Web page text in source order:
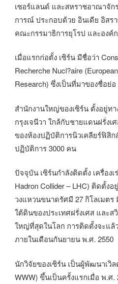
เซอร์แลนด์ และสหราชอาณาจัก
การณ์ ประกอบด้วย อินเดีย อิสร
คณะกรรมาธิการยุโรป และองค์
เมื่อแรกก่อตั้ง เซิร์น มีชื่อว่า
Recherche Nucl?aire
Research) ซึ่งเป็นที่มาของชื่อย่อ
สำนักงานใหญ่ของเซิร์น ตั้งอยู่ท
กรุงเจนีวา ใกล้กับชายแดนฝรั่ง
ของห้องปฏิบัติการนิวเคลียร์ฟิสิ
ปฏิบัติการ 3000 คน
ปัจจุบัน เซิร์นกำลังติดตั้ง เครื่อง
Hadron Collider – LHC) ติดตั้ง
วงแหวนขนาดรัศมี 27 กิโลเมต
ใต้ดินของประเทศฝรั่งเศส และ
ใหญ่ที่สุดในโลก การติดตั้งจะแล้
ภายในเดือนกันยายน พ.ศ. 2550
นักวิจัยของเซิร์น เป็นผู้พัฒนาเวิล
WWW) ขึ้นเป็นครั้งแรกเมื่อ พ.ศ.